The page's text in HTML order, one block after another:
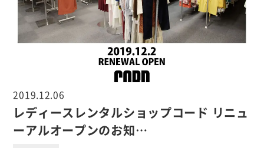
2019.12.06
レディースレンタルショップコード リニュ
ーアルオープンのお知…